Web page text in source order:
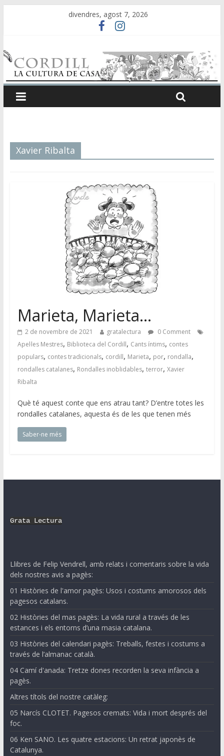
divendres, agost 7, 2026
Xavier Ribalta
Marieta, Marieta…
2 de novembre de 2021 gratalectura
0 Comment
Apel·les Mestres, Biblioteca del Cordill, Cants íntims, contes
populars, contes tradicionals, cordill, Marieta, por, rondalla,
rondalles catalanes, Rondalles inoblidables, terror, Xavier
Ribalta
Què té aquest conte que ens atrau tant? D’entre totes les
rondalles catalanes, aquesta és de les que tenen més
Saber-ne més
Grata Lectura
Llibres de Felip Vendrell, amb relats i comentaris sobre la vida
dels nostres avis a pagès:
01 Històries de l'amor pagès: Usos i costums amorosos dels
pagesos catalans.
02 Històries del mas pagès: La vida rural a través de les
estances i els entorns d’una masia catalana.
03 Històries del calendari pagès: Treballs, festes i costums a
través de l’almanac català.
04 Camí d'anada: Tretze dones recorden la seva infància a
pagès.
Altres títols del nostre catàleg:
05 Narcís CLOTET. Pagesos cremats: Vida i mort després del
foc.
06 Ken SANO. Les quatre estacions: Un retrat japonès de
Catalunya.